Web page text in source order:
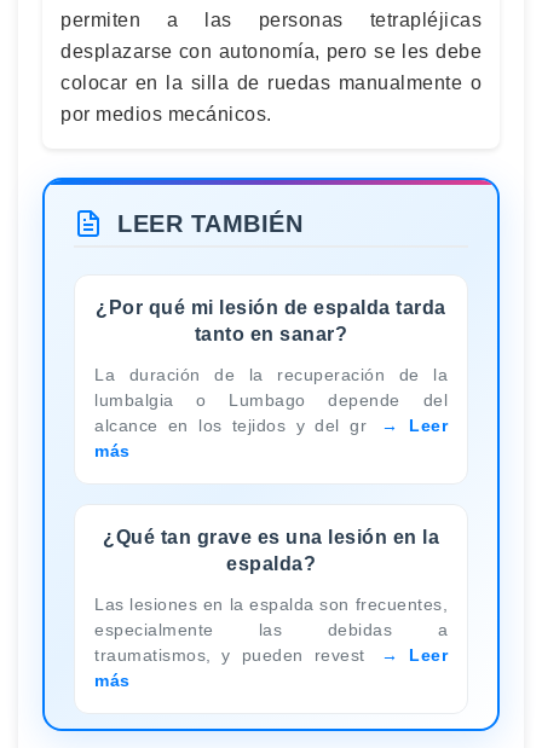
permiten a las personas tetrapléjicas
desplazarse con autonomía, pero se les debe
colocar en la silla de ruedas manualmente o
por medios mecánicos.
LEER TAMBIÉN
¿Por qué mi lesión de espalda tarda
tanto en sanar?
La duración de la recuperación de la
lumbalgia o Lumbago depende del
alcance en los tejidos y del gr
Leer
más
¿Qué tan grave es una lesión en la
espalda?
Las lesiones en la espalda son frecuentes,
especialmente las debidas a
traumatismos, y pueden revest
Leer
más